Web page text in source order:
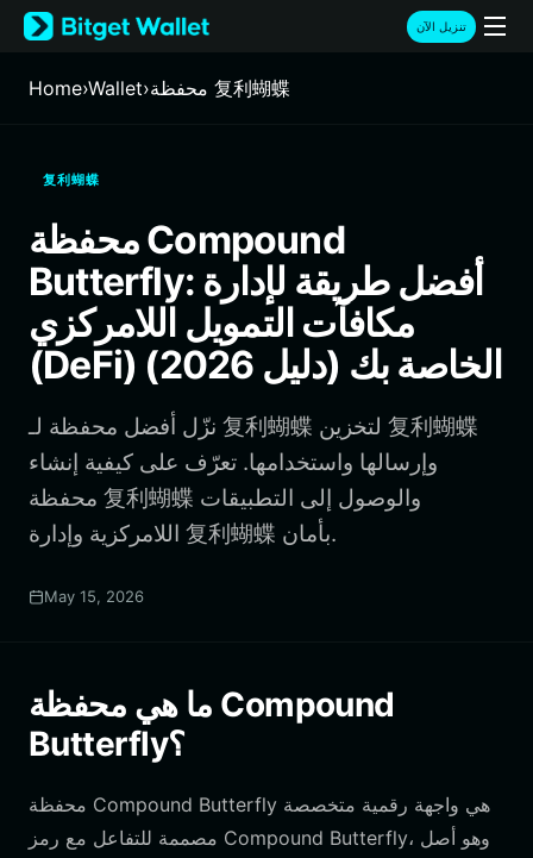
English
日本語
Русский
Italiano
Deutsch
简体中文
繁體中文
Português (Portugal)
Bahasa Indonesia
ภาษาไทย
বাংলা
Español
Português (Brasil)
Español (Argentina)
تنزيل الآن
Home›Wallet› محفظة 复利蝴蝶
复利蝴蝶
محفظة Compound
Butterfly: أفضل طريقة لإدارة
مكافآت التمويل اللامركزي
(DeFi) الخاصة بك (دليل 2026)
نزّل أفضل محفظة لـ 复利蝴蝶 لتخزين 复利蝴蝶
وإرسالها واستخدامها. تعرّف على كيفية إنشاء
محفظة 复利蝴蝶 والوصول إلى التطبيقات
اللامركزية وإدارة 复利蝴蝶 بأمان.
May 15, 2026
ما هي محفظة Compound
Butterfly؟
محفظة Compound Butterfly هي واجهة رقمية متخصصة
مصممة للتفاعل مع رمز Compound Butterfly، وهو أصل